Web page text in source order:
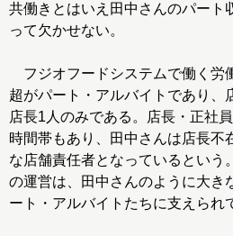
共働きとはいえ田中さんのパート
って欠かせない。
フジオフードシステムで働く労
超がパート・アルバイトであり、
店長1人のみである。店長・正社
時間帯もあり、田中さんは店長不
な店舗責任者となっているという
の運営は、田中さんのように大き
ート・アルバイトたちに支えられ